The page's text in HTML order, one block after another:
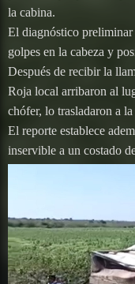
la cabina.
El diagnóstico preliminar
golpes en la cabeza y
Después de recibir la
Roja local arribaron al
chófer, lo trasladaron a
El reporte establece
inservible a un costado